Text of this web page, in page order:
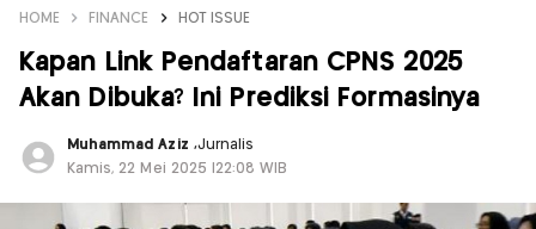
HOME FINANCE HOT ISSUE
Kapan Link Pendaftaran CPNS 2025
Akan Dibuka? Ini Prediksi Formasinya
Muhammad Aziz ,Jurnalis
Kamis, 22 Mei 2025 |22:08 WIB